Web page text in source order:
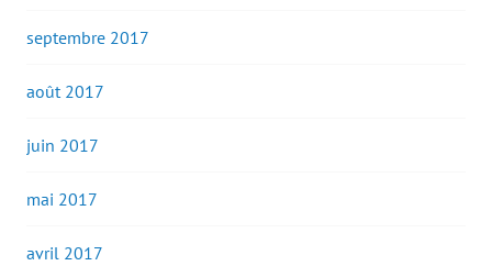
septembre 2017
août 2017
juin 2017
mai 2017
avril 2017